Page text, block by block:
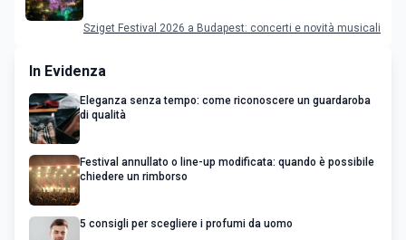
Sziget Festival 2026 a Budapest: concerti e novità musicali
In Evidenza
Eleganza senza tempo: come riconoscere un guardaroba
di qualità
Festival annullato o line-up modificata: quando è possibile
chiedere un rimborso
5 consigli per scegliere i profumi da uomo